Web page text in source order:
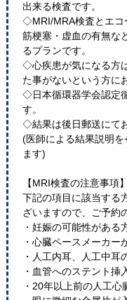
出来る検査です。
◇MRI/MRA検査とエコ
筋梗塞・虚血の有無な
るプランです。
◇心疾患が気になる方
た事がないという方に
◇日本循環器学会認定
す。
◇結果は後日郵送にて
(医師による結果説明
ます)
【MRI検査の注意事項】
下記の項目に該当する
ざいますので、ご予約
・妊娠の可能性があ
・心臓ペースメーカー
・人工内耳、人工中耳
・血管へのステント
・20年以上前の人工